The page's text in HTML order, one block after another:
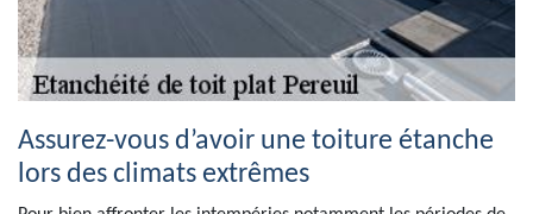
Assurez-vous d’avoir une toiture étanche
lors des climats extrêmes